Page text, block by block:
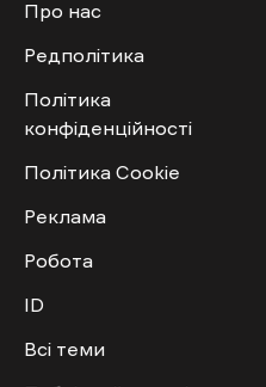
Про нас
Редполітика
Політика
конфіденційності
Політика Cookie
Реклама
Робота
ID
Всі теми